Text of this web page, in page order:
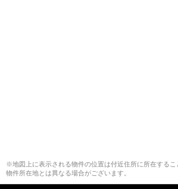
※地図上に表示される物件の位置は付近住所に所在する
物件所在地とは異なる場合がございます。